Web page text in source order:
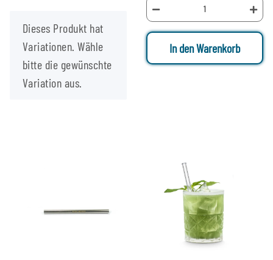
x
Dieses Produkt hat
Variationen. Wähle
bitte die gewünschte
Variation aus.
In den Warenkorb